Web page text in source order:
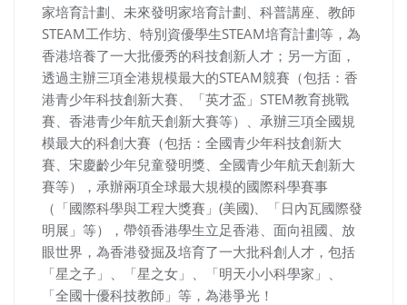
家培育計劃、未來發明家培育計劃、科普講座、教師
STEAM工作坊、特別資優學生STEAM培育計劃等，為
香港培養了一大批優秀的科技創新人才；另一方面，
透過主辦三項全港規模最大的STEAM競賽（包括：香
港青少年科技創新大賽、「英才盃」STEM教育挑戰
賽、香港青少年航天創新大賽等）、承辦三項全國規
模最大的科創大賽（包括：全國青少年科技創新大
賽、宋慶齡少年兒童發明獎、全國青少年航天創新大
賽等），承辦兩項全球最大規模的國際科學賽事
（「國際科學與工程大獎賽」(美國)、「日內瓦國際發
明展」等），帶領香港學生立足香港、面向祖國、放
眼世界，為香港發掘及培育了一大批科創人才，包括
「星之子」、「星之女」、「明天小小科學家」、
「全國十優科技教師」等，為港爭光！